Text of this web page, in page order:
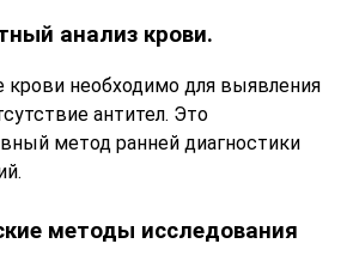
анализ крови.
необходимо для выявления
антител. Это
метод ранней диагностики
методы исследования